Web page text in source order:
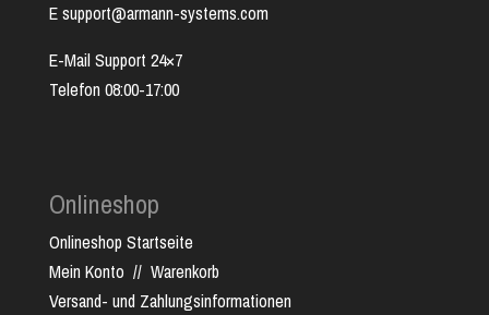
E support@armann-systems.com
E-Mail Support 24×7
Telefon 08:00-17:00
Onlineshop
Onlineshop Startseite
Mein Konto // Warenkorb
Versand- und Zahlungsinformationen